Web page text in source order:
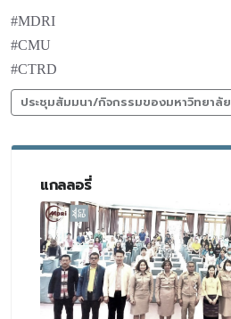
#MDRI
#CMU
#CTRD
ประชุมสัมมนา/กิจกรรมของมหาวิทยาลัย
แกลลอรี่